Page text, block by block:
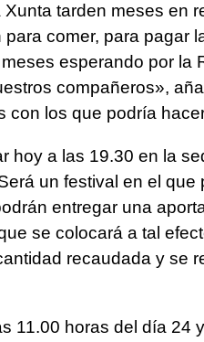
tarden meses en
comer, para pagar
esperando por la
compañeros»,
con los que podría
hoy a las 19.30 en la
un festival en el que
entregar una
se colocará a tal
recaudada y se
11.00 horas del día 24